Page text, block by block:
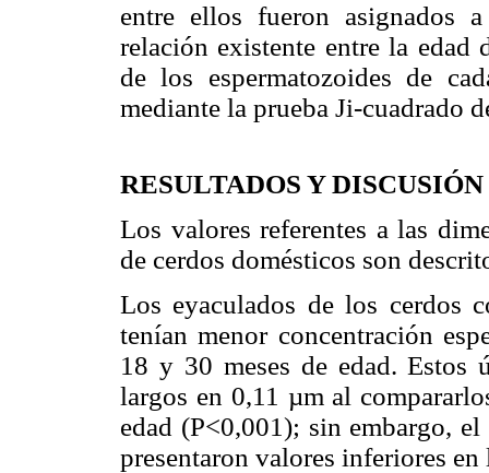
entre ellos fueron asignados
relación existente entre la
de los espermatozoides de
mediante la prueba Ji-cuadrado
RESULTADOS Y DISCUSIÓN
Los valores referentes a las
de cerdos domésticos son
Los eyaculados de los cerdos
tenían menor concentración
18 y 30 meses de edad. Estos
largos en 0,11 µm al
edad (P<0,001); sin embargo,
presentaron valores inferiores